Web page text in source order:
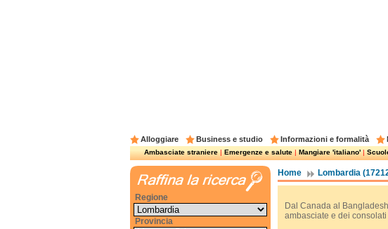
Alloggiare Business e studio Informazioni e formalità
Ambasciate straniere|Emergenze e salute|Mangiare 'italiano'|
Home Lombardia
Dal Canada al
ambasciate e dei
Regione
Provincia